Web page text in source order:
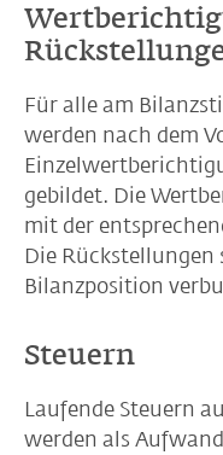
Für alle am
werden nach dem
gebildet. Die
mit der
Die
Bilanzposition
Steuern
Laufende Steuern
werden als